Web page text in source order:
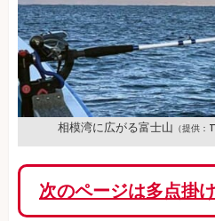
相模湾に広がる富士山 （提供：
次のページは多点掛